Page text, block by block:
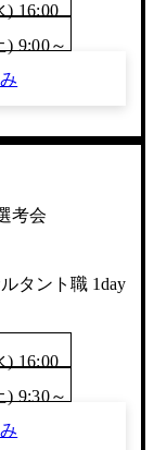
) 16:00
) 9:00～
考会
タント職 1day
) 16:00
) 9:30～